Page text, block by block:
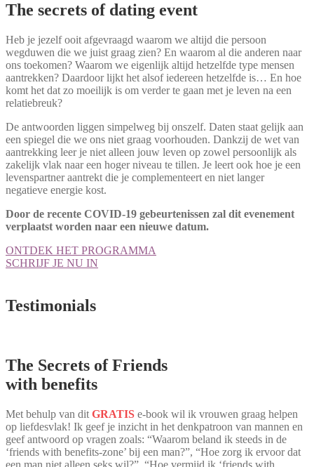
The secrets of dating event
Heb je jezelf ooit afgevraagd waarom we altijd die persoon
wegduwen die we juist graag zien? En waarom al die anderen naar
ons toekomen? Waarom we eigenlijk altijd hetzelfde type mensen
aantrekken? Daardoor lijkt het alsof iedereen hetzelfde is… En hoe
komt het dat zo moeilijk is om verder te gaan met je leven na een
relatiebreuk?
De antwoorden liggen simpelweg bij onszelf. Daten staat gelijk aan
een spiegel die we ons niet graag voorhouden. Dankzij de wet van
aantrekking leer je niet alleen jouw leven op zowel persoonlijk als
zakelijk vlak naar een hoger niveau te tillen. Je leert ook hoe je een
levenspartner aantrekt die je complementeert en niet langer
negatieve energie kost.
Door de recente COVID-19 gebeurtenissen zal dit evenement
verplaatst worden naar een nieuwe datum.
ONTDEK HET PROGRAMMA
SCHRIJF JE NU IN
Testimonials
The Secrets of Friends
with benefits
Met behulp van dit GRATIS e-book wil ik vrouwen graag helpen
op liefdesvlak! Ik geef je inzicht in het denkpatroon van mannen en
geef antwoord op vragen zoals: “Waarom beland ik steeds in de
‘friends with benefits-zone’ bij een man?”, “Hoe zorg ik ervoor dat
een man niet alleen seks wil?”, “Hoe vermijd ik ‘friends with